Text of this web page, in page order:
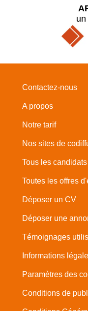
Contactez-nous
A propos
Notre tarif
Nos sites de
Tous les candidats
Toutes les offres
Déposer un CV
Déposer une
Témoignages
Informations
Paramètres des
Conditions de